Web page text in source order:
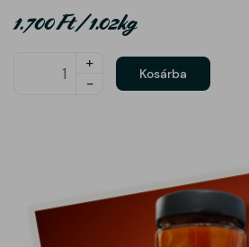
1.700 Ft / 1.02kg
+
-
Kosárba